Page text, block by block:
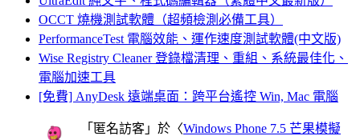
OCCT 燒機測試軟體（超頻檢測必備工具）
PerformanceTest 電腦效能、運作速度測試軟體(中文版)
Wise Registry Cleaner 登錄檔清理、重組、系統最佳化、
電腦加速工具
[免費] AnyDesk 遠端桌面：跨平台遙控 Win, Mac 電腦
「 匿名訪客 」於〈Windows Phone 7.5 芒果模擬